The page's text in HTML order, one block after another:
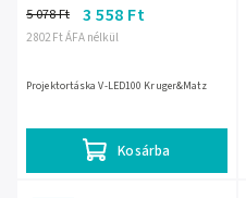
2 802 Ft ÁFA nélkül
5 078 Ft 3 558 Ft
Kosárba
Projektortáska V-LED100 Kruger&Matz